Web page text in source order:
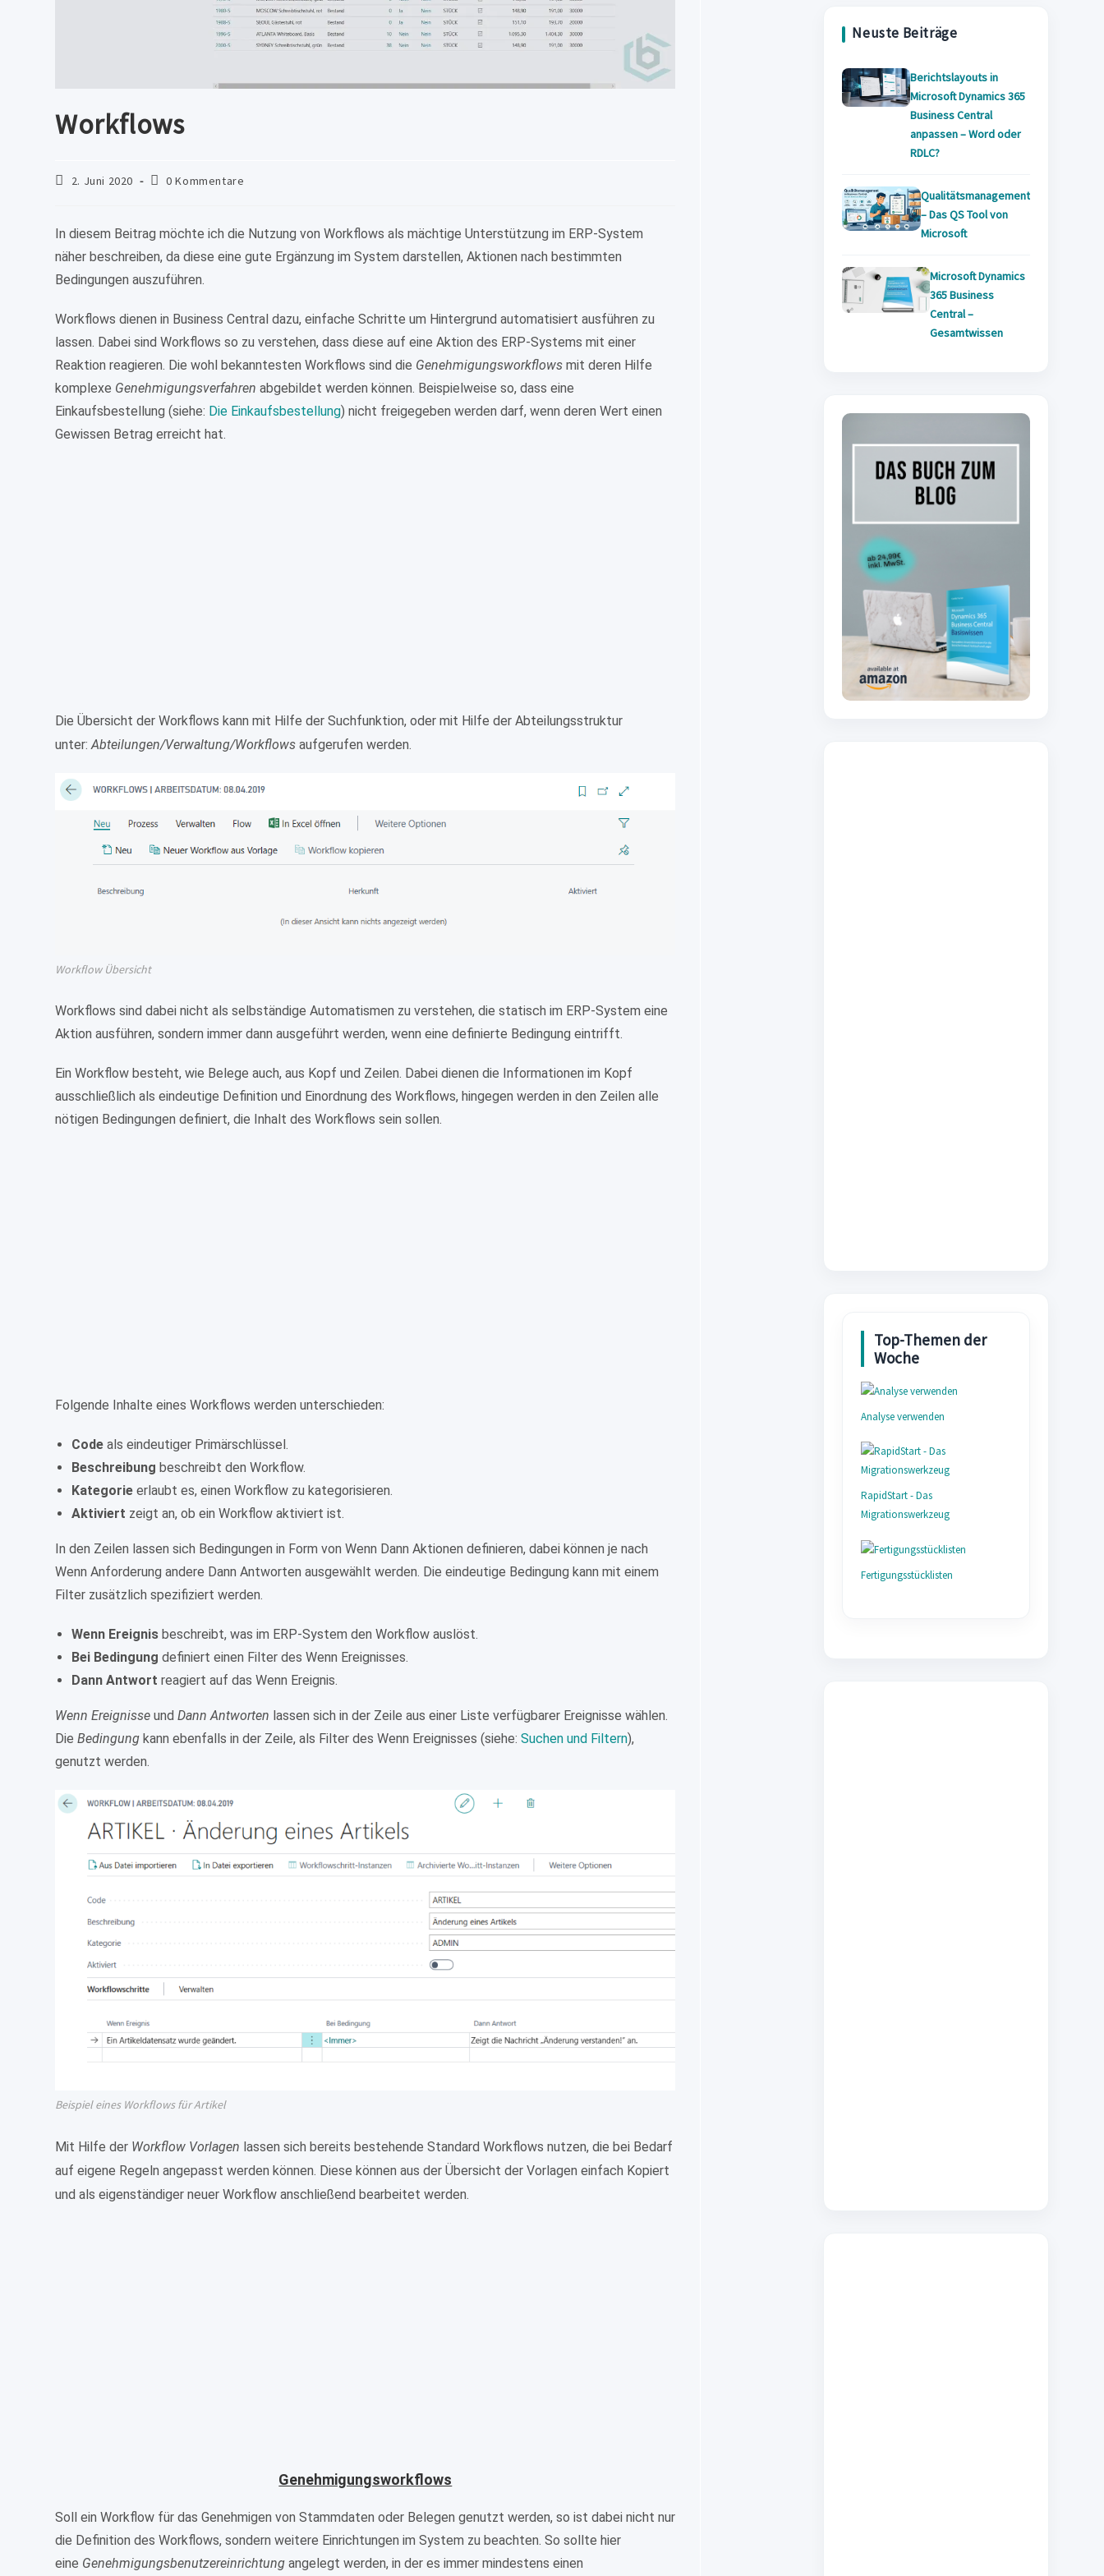
Workflows
Beitrag
2. Juni 2020
Beitrags-
0 Kommentare
In diesem Beitrag möchte ich die Nutzung von Workflows als mächtige Unterstützung im ERP-System
näher beschreiben, da diese eine gute Ergänzung im System darstellen, Aktionen nach bestimmten
Bedingungen auszuführen.
Workflows dienen in Business Central dazu, einfache Schritte um Hintergrund automatisiert ausführen zu
lassen. Dabei sind Workflows so zu verstehen, dass diese auf eine Aktion des ERP-Systems mit einer
Reaktion reagieren. Die wohl bekanntesten Workflows sind die Genehmigungsworkflows mit deren Hilfe
komplexe Genehmigungsverfahren abgebildet werden können. Beispielweise so, dass eine
Einkaufsbestellung (siehe: Die Einkaufsbestellung) nicht freigegeben werden darf, wenn deren Wert einen
Gewissen Betrag erreicht hat.
Die Übersicht der Workflows kann mit Hilfe der Suchfunktion, oder mit Hilfe der Abteilungsstruktur
unter:Abteilungen/Verwaltung/Workflows aufgerufen werden.
Workflow Übersicht
Workflows sind dabei nicht als selbständige Automatismen zu verstehen, die statisch im ERP-System eine
Aktion ausführen, sondern immer dann ausgeführt werden, wenn eine definierte Bedingung eintrifft.
Ein Workflow besteht, wie Belege auch, aus Kopf und Zeilen. Dabei dienen die Informationen im Kopf
ausschließlich als eindeutige Definition und Einordnung des Workflows, hingegen werden in den Zeilen alle
nötigen Bedingungen definiert, die Inhalt des Workflows sein sollen.
Folgende Inhalte eines Workflows werden unterschieden:
Code als eindeutiger Primärschlüssel.
Beschreibung beschreibt den Workflow.
Kategorie erlaubt es, einen Workflow zu kategorisieren.
Aktiviert zeigt an, ob ein Workflow aktiviert ist.
In den Zeilen lassen sich Bedingungen in Form von Wenn Dann Aktionen definieren, dabei können je nach
Wenn Anforderung andere Dann Antworten ausgewählt werden. Die eindeutige Bedingung kann mit einem
Filter zusätzlich spezifiziert werden.
Wenn Ereignis beschreibt, was im ERP-System den Workflow auslöst.
Bei Bedingung definiert einen Filter des Wenn Ereignisses.
Dann Antwort reagiert auf das Wenn Ereignis.
Wenn Ereignisse undDann Antworten lassen sich in der Zeile aus einer Liste verfügbarer Ereignisse wählen.
DieBedingung kann ebenfalls in der Zeile, als Filter des Wenn Ereignisses (siehe:Suchen und Filtern),
genutzt werden.
Beispiel eines Workflows für Artikel
Mit Hilfe der Workflow Vorlagen lassen sich bereits bestehende Standard Workflows nutzen, die bei Bedarf
auf eigene Regeln angepasst werden können. Diese können aus der Übersicht der Vorlagen einfach Kopiert
und als eigenständiger neuer Workflow anschließend bearbeitet werden.
Genehmigungsworkflows
Soll ein Workflow für das Genehmigen von Stammdaten oder Belegen genutzt werden, so ist dabei nicht nur
die Definition des Workflows, sondern weitere Einrichtungen im System zu beachten. So sollte hier
eine Genehmigungsbenutzereinrichtung angelegt werden, in der es immer mindestens einen
tab
Neuste Beiträge
Berichtslayouts in
Microsoft Dynamics 365
Business Central
anpassen – Word oder
RDLC?
Qualitätsmanagement
– Das QS Tool von
Microsoft
Microsoft Dynamics
365 Business
Central –
Gesamtwissen
Analyse verwenden
RapidStart - Das
Migrationswerkzeug
Fertigungsstücklisten